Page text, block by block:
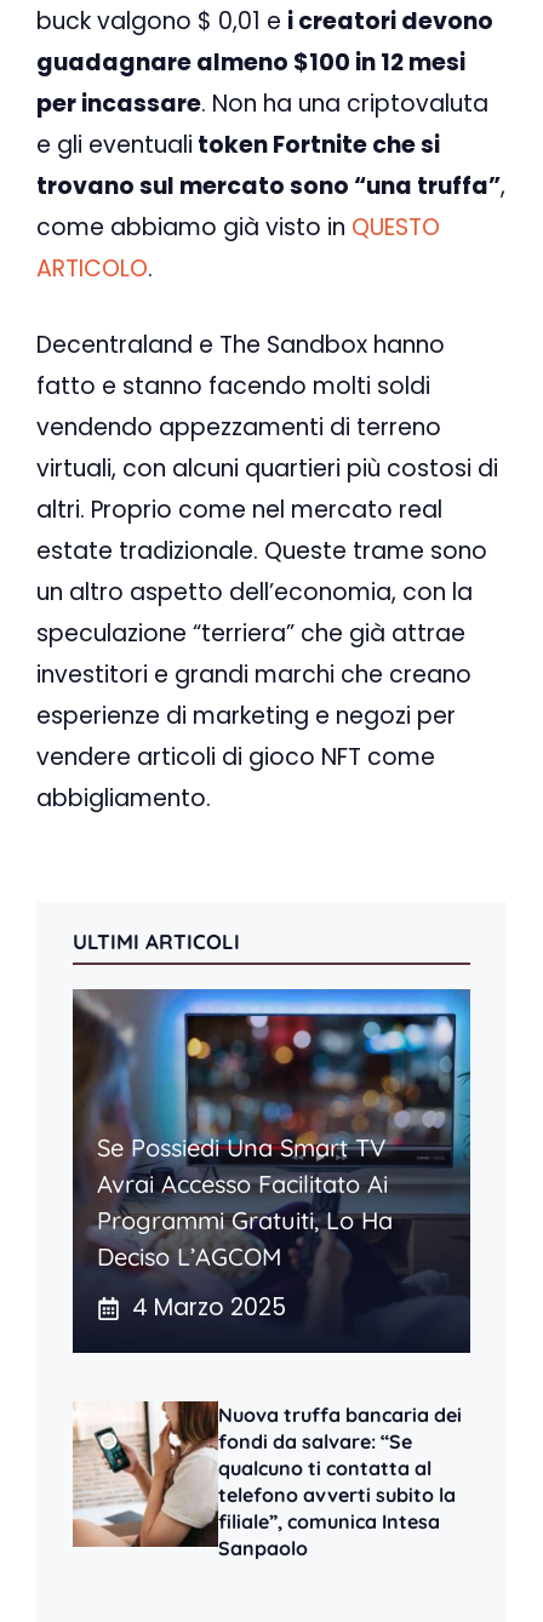
buck valgono $ 0,01 e i creatori devono
guadagnare almeno $100 in 12 mesi
per incassare. Non ha una criptovaluta
e gli eventuali token Fortnite che si
trovano sul mercato sono “una truffa”,
come abbiamo già visto in QUESTO
ARTICOLO.
Decentraland e The Sandbox hanno
fatto e stanno facendo molti soldi
vendendo appezzamenti di terreno
virtuali, con alcuni quartieri più costosi di
altri. Proprio come nel mercato real
estate tradizionale. Queste trame sono
un altro aspetto dell’economia, con la
speculazione “terriera” che già attrae
investitori e grandi marchi che creano
esperienze di marketing e negozi per
vendere articoli di gioco NFT come
abbigliamento.
ULTIMI ARTICOLI
Se Possiedi Una Smart TV
Avrai Accesso Facilitato Ai
Programmi Gratuiti, Lo Ha
Deciso L’AGCOM
4 Marzo 2025
Nuova truffa bancaria dei
fondi da salvare: “Se
qualcuno ti contatta al
telefono avverti subito la
filiale”, comunica Intesa
Sanpaolo